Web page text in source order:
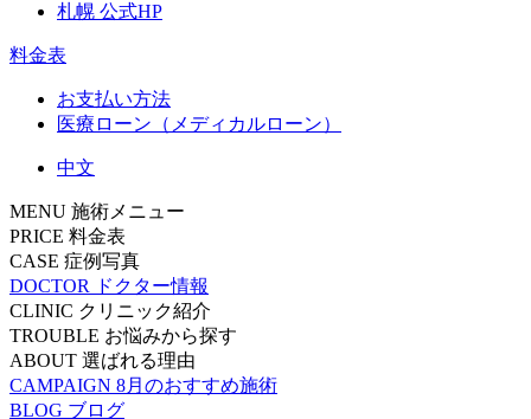
札幌 公式HP
料金表
お支払い方法
医療ローン（メディカルローン）
中文
MENU 施術メニュー
PRICE 料金表
CASE 症例写真
DOCTOR
ドクター情報
CLINIC クリニック紹介
TROUBLE お悩みから探す
ABOUT 選ばれる理由
CAMPAIGN 8月のおすすめ施術
BLOG ブログ